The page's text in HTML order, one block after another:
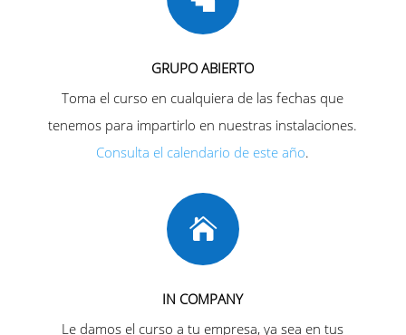
GRUPO ABIERTO
Toma el curso en cualquiera de las fechas que
tenemos para impartirlo en nuestras instalaciones.
Consulta el calendario de este año.

IN COMPANY
Le damos el curso a tu empresa, ya sea en tus